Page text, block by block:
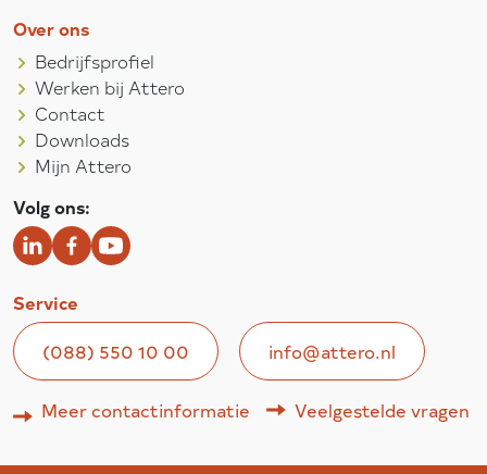
Over ons
Bedrijfsprofiel
Werken bij Attero
Contact
Downloads
Mijn Attero
Volg ons:
Service
(088) 550 10 00 info@attero.nl
Meer contactinformatie Veelgestelde vragen